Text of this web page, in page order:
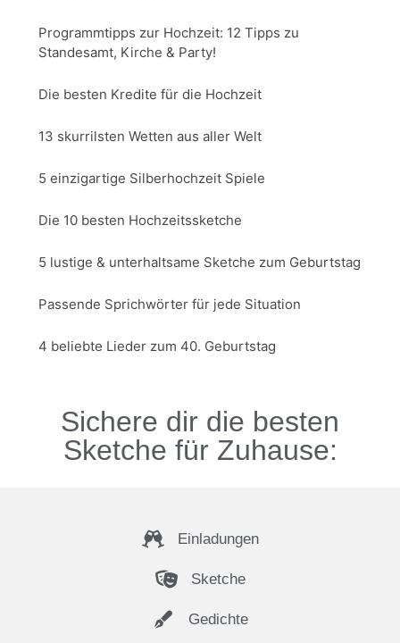
Programmtipps zur Hochzeit: 12 Tipps zu
Standesamt, Kirche & Party!
Die besten Kredite für die Hochzeit
13 skurrilsten Wetten aus aller Welt
5 einzigartige Silberhochzeit Spiele
Die 10 besten Hochzeitssketche
5 lustige & unterhaltsame Sketche zum Geburtstag
Passende Sprichwörter für jede Situation
4 beliebte Lieder zum 40. Geburtstag
Sichere dir die besten
Sketche für Zuhause:
Einladungen
Sketche
Gedichte